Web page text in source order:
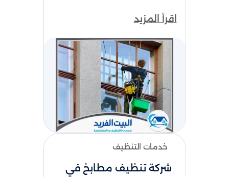
اقرأ المزيد
خدمات التنظيف
شركة تنظيف مطابخ​ في